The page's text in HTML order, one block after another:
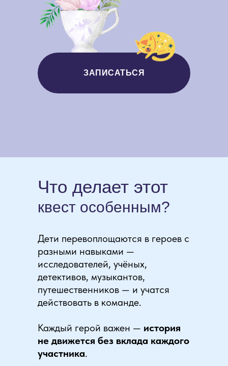
ЗАПИСАТЬСЯ
Дети перевоплощаются в героев с
разными навыками —
исследователей, учёных,
детективов, музыкантов,
путешественников — и учатся
действовать в команде.
Каждый герой важен — история
не движется без вклада каждого
участника.
Что делает этот
квест особенным?